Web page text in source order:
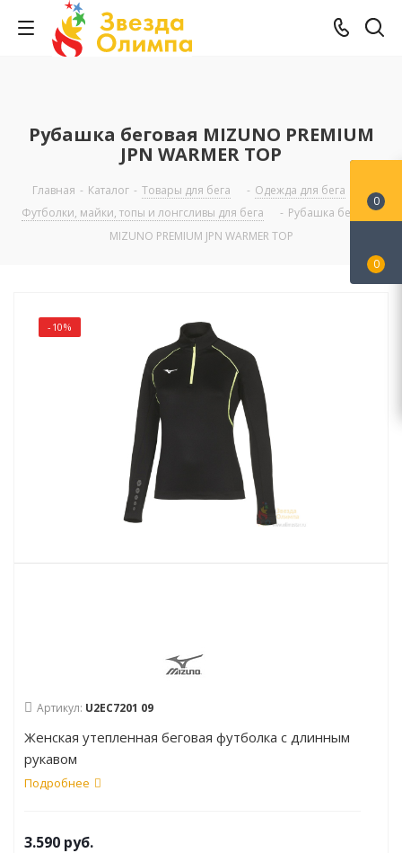
Рубашка беговая MIZUNO PREMIUM
JPN WARMER TOP
Главная - Каталог - Товары для бега - Одежда для бега
Футболки, майки, топы и лонгсливы для бега
- Рубашка беговая
MIZUNO PREMIUM JPN WARMER TOP
-10%
Артикул: U2EC7201 09
Женская утепленная беговая футболка с длинным
рукавом
Подробнее
3.590 руб.
0
0